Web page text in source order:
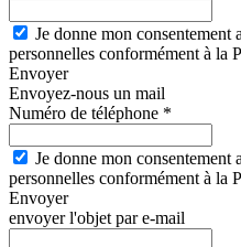
Je donne mon consentement
personnelles conformément à la
Envoyer
Envoyez-nous un mail
Numéro de téléphone *
Je donne mon consentement
personnelles conformément à la
Envoyer
envoyer l'objet par e-mail